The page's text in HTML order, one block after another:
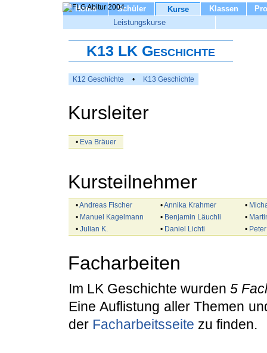
Home Schüler Kurse Klassen
Leistungskurse
K13 LK Geschichte
K12 Geschichte • K13 Geschichte
Kursleiter
• Eva Bräuer
Kursteilnehmer
•Andreas Fischer
• Manuel Kagelmann
• Julian K.
•Annika Krahmer
• Benjamin Läuchli
• Daniel Lichti
•
•
•
Facharbeiten
Im LK Geschichte wurden 5
Eine Auflistung aller Themen
der Facharbeitsseite zu finden.